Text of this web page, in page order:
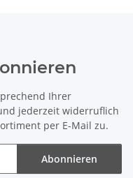
Ihrer
jederzeit widerruflich
per E-Mail zu.
Abonnieren